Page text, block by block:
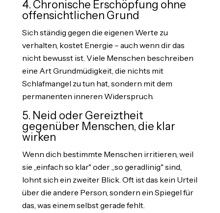
4. Chronische Erschöpfung ohne
offensichtlichen Grund
Sich ständig gegen die eigenen Werte zu
verhalten, kostet Energie – auch wenn dir das
nicht bewusst ist. Viele Menschen beschreiben
eine Art Grundmüdigkeit, die nichts mit
Schlafmangel zu tun hat, sondern mit dem
permanenten inneren Widerspruch.
5. Neid oder Gereiztheit
gegenüber Menschen, die klar
wirken
Wenn dich bestimmte Menschen irritieren, weil
sie „einfach so klar" oder „so geradlinig" sind,
lohnt sich ein zweiter Blick. Oft ist das kein Urteil
über die andere Person, sondern ein Spiegel für
das, was einem selbst gerade fehlt.